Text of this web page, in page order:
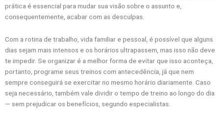
prática é essencial para mudar sua visão sobre o assunto e,
consequentemente, acabar com as desculpas.
Com a rotina de trabalho, vida familiar e pessoal, é possível que alguns
dias sejam mais intensos e os horários ultrapassem, mas isso não deve
te impedir. Se organizar é a melhor forma de evitar que isso aconteça,
portanto, programe seus treinos com antecedência, já que nem
sempre conseguirá se exercitar no mesmo horário diariamente. Caso
seja necessário, também vale dividir o tempo de treino ao longo do dia
— sem prejudicar os benefícios, segundo especialistas.